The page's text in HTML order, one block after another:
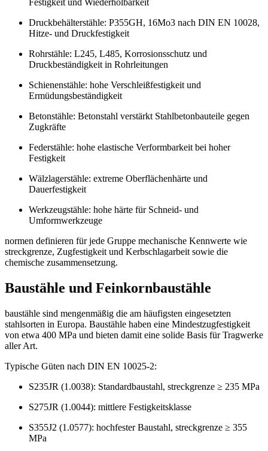
Festigkeit und Wiederholbarkeit
Druckbehälterstähle: P355GH, 16Mo3 nach DIN EN 10028,
Hitze- und Druckfestigkeit
Rohrstähle: L245, L485, Korrosionsschutz und
Druckbeständigkeit in Rohrleitungen
Schienenstähle: hohe Verschleißfestigkeit und
Ermüdungsbeständigkeit
Betonstähle: Betonstahl verstärkt Stahlbetonbauteile gegen
Zugkräfte
Federstähle: hohe elastische Verformbarkeit bei hoher
Festigkeit
Wälzlagerstähle: extreme Oberflächenhärte und
Dauerfestigkeit
Werkzeugstähle: hohe härte für Schneid- und
Umformwerkzeuge
normen definieren für jede Gruppe mechanische Kennwerte wie
streckgrenze, Zugfestigkeit und Kerbschlagarbeit sowie die
chemische zusammensetzung.
Baustähle und Feinkornbaustähle
baustähle sind mengenmäßig die am häufigsten eingesetzten
stahlsorten in Europa. Baustähle haben eine Mindestzugfestigkeit
von etwa 400 MPa und bieten damit eine solide Basis für Tragwerke
aller Art.
Typische Güten nach DIN EN 10025-2:
S235JR (1.0038): Standardbaustahl, streckgrenze ≥ 235 MPa
S275JR (1.0044): mittlere Festigkeitsklasse
S355J2 (1.0577): hochfester Baustahl, streckgrenze ≥ 355
MPa